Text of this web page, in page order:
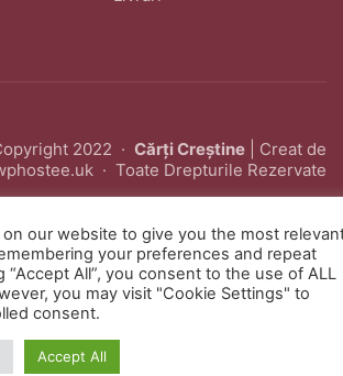
2022 · Cărți Creștine | Creat de
· Toate Drepturile Rezervate
our website to give you the most
your preferences and repeat
“Accept All”, you consent to the use of ALL
you may visit "Cookie Settings" to
consent.
Accept All